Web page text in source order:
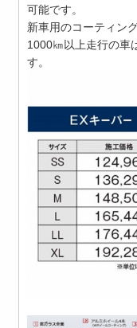
可能です。
新車用のコーティン
1000㎞以上走行の車
す。